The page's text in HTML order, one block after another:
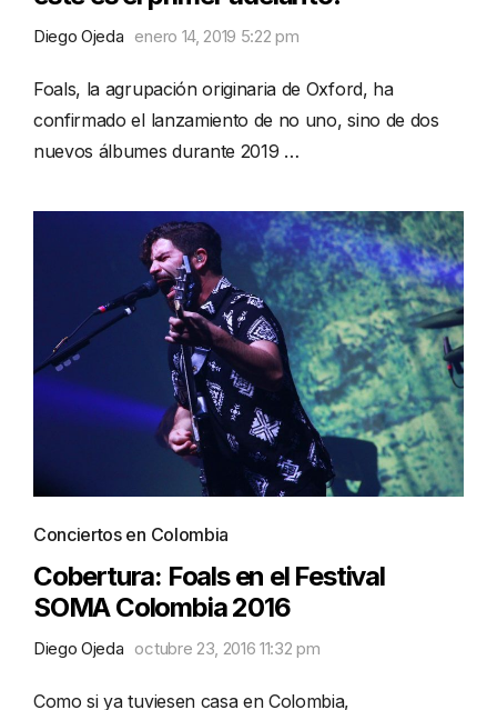
Diego Ojeda enero 14, 2019 5:22 pm
Foals, la agrupación originaria de Oxford, ha
confirmado el lanzamiento de no uno, sino de dos
nuevos álbumes durante 2019 …
Conciertos en Colombia
Cobertura: Foals en el Festival
SOMA Colombia 2016
Diego Ojeda octubre 23, 2016 11:32 pm
Como si ya tuviesen casa en Colombia,